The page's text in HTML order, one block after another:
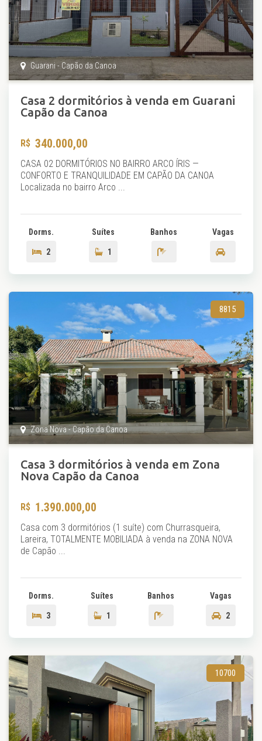
Guarani - Capão da Canoa
Casa 2 dormitórios à venda em Guarani
Capão da Canoa
340.000,00
CASA 02 DORMITÓRIOS NO BAIRRO ARCO ÍRIS —
CONFORTO E TRANQUILIDADE EM CAPÃO DA CANOA
Localizada no bairro Arco ...
Dorms.
2
Suítes
1
Banhos Vagas
8815
Zona Nova - Capão da Canoa
Casa 3 dormitórios à venda em Zona
Nova Capão da Canoa
1.390.000,00
Casa com 3 dormitórios (1 suíte) com Churrasqueira,
Lareira, TOTALMENTE MOBILIADA à venda na ZONA NOVA
de Capão ...
Dorms.
3
Suítes
1
Banhos Vagas
2
10700